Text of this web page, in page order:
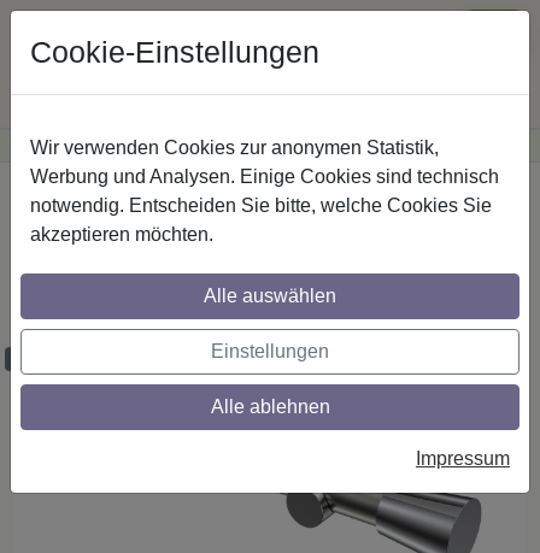
Günstige Versandkosteninnerhalb Österreichs· Sichere Zahlung
Startseite Gardinenstangen Metall
Gardinenstangen aus Metall in 20 mm Ø,
1-läufig, Modell PLATON - Sitra Edelstahl-
Optik / Chrom (ohne Ringe)
Cookie-Einstellungen
Wir verwenden Cookies zur anonymen Statistik,
Werbung und Analysen. Einige Cookies sind technisch
notwendig. Entscheiden Sie bitte, welche Cookies Sie
akzeptieren möchten.
Alle auswählen
Einstellungen
Alle ablehnen
Impressum